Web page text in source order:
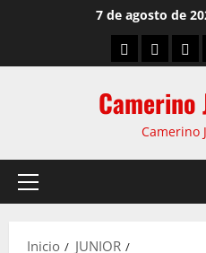
7 de agosto de
Camerino
Inicio
JUNIOR